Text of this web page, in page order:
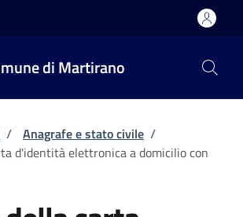
di Martirano
pane
/ Anagrafe e stato civile /
d'identità elettronica a domicilio con